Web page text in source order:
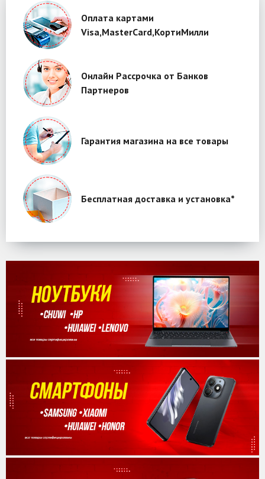
Оплата картами
Visa,MasterCard,КортиМилли
Онлайн Рассрочка от Банков
Партнеров
Гарантия магазина на все товары
Бесплатная доставка и установка*